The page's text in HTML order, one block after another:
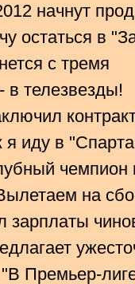
начнут
остаться в
с тремя
в телезвезды!
иду в
чемпион
на
зарплаты
Премьер-